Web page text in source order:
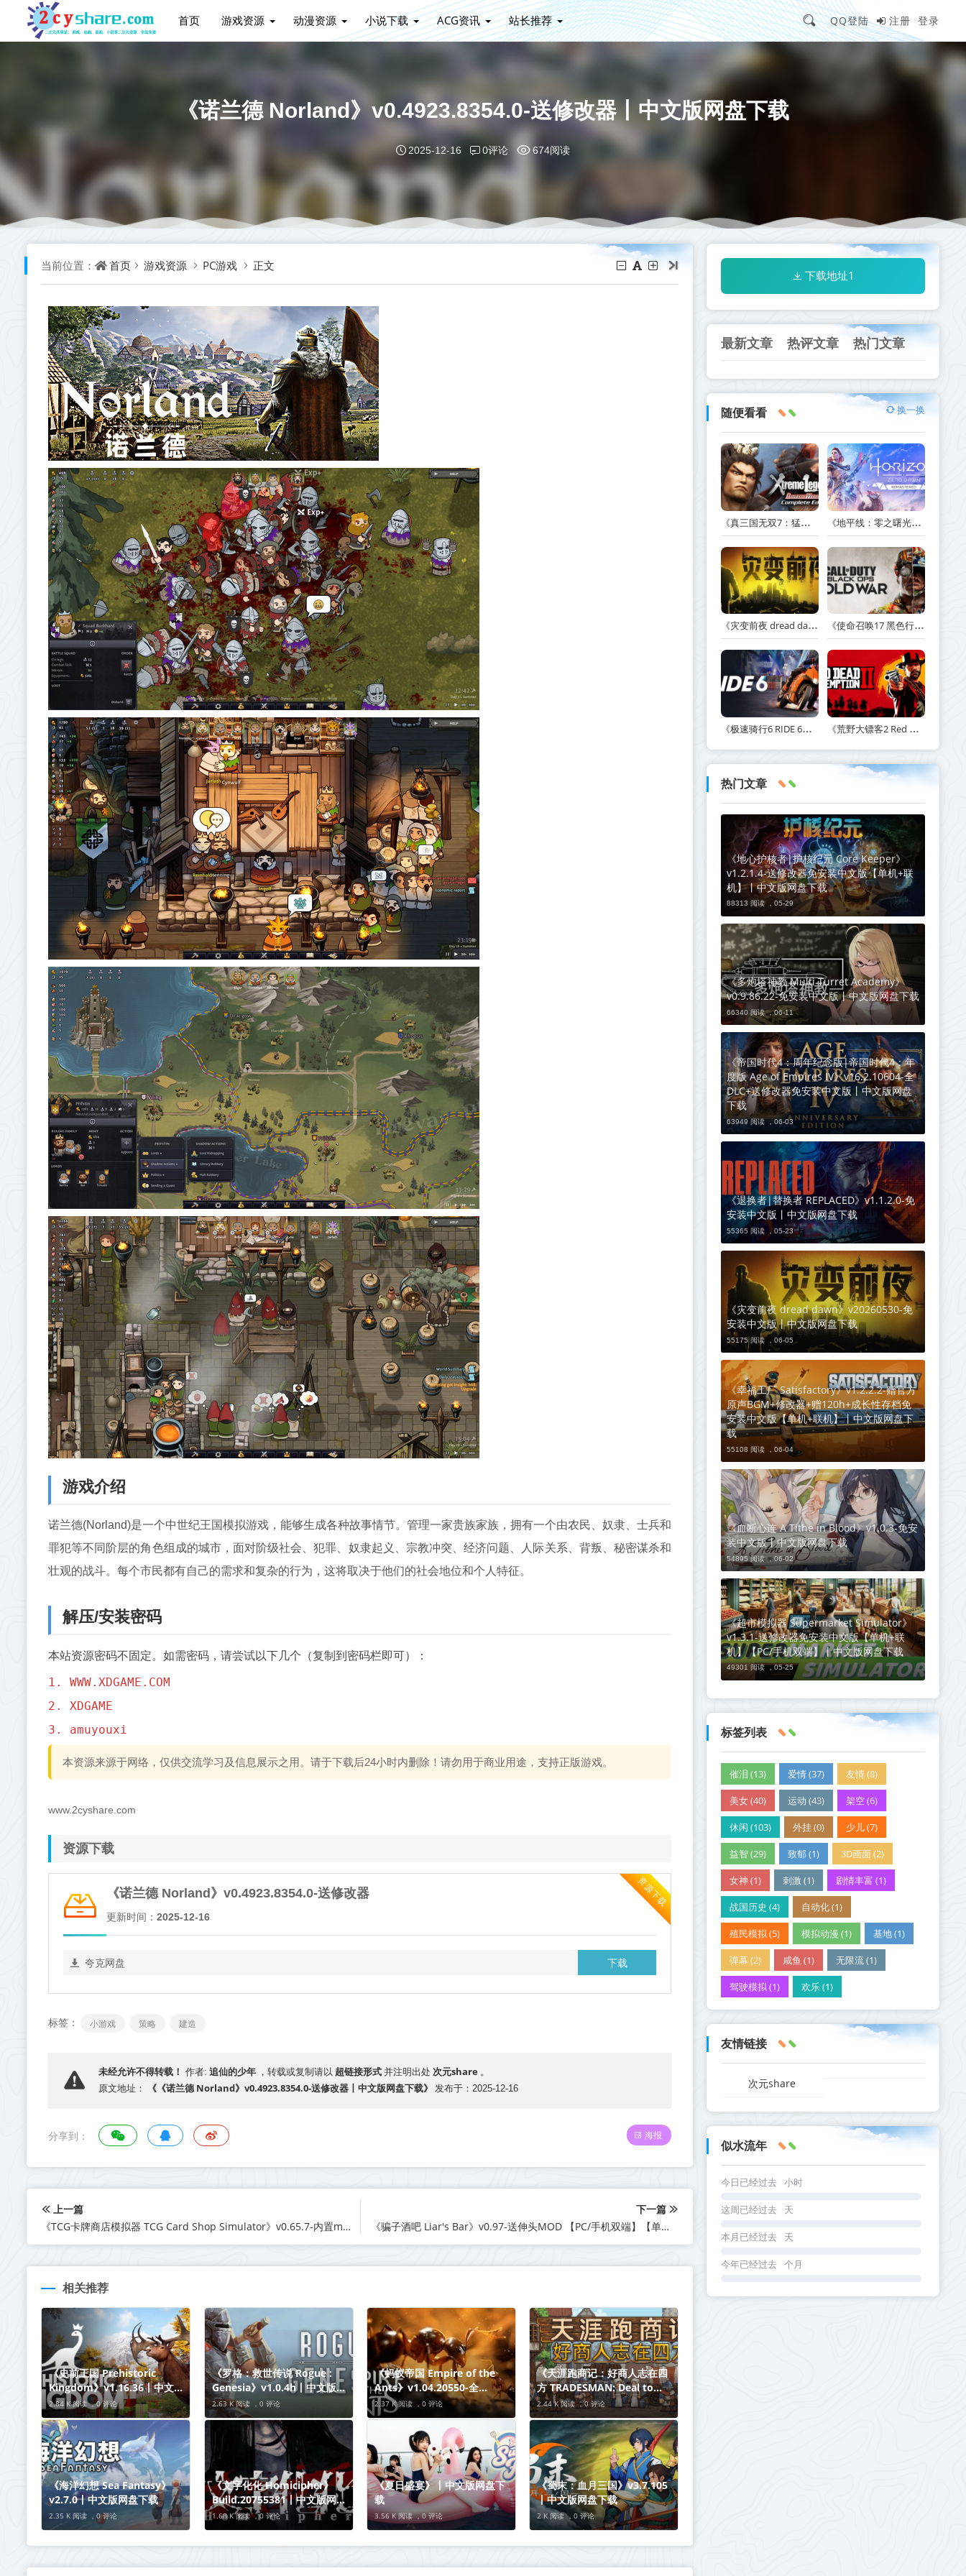
首页 游戏资源 动漫资源 小说下载 ACG资讯 站长推荐 QQ登陆 注册 登录
《诺兰德 Norland》v0.4923.8354.0-送修改器丨中文版网盘下载
2025-12-16 0评论 674阅读
当前位置： 首页 游戏资源 PC游戏 正文
游戏介绍
诺兰德(Norland)是一个中世纪王国模拟游戏，能够生成各种故事情节。管理一家贵族家族，拥有一个由农民、奴隶、士兵和
罪犯等不同阶层的角色组成的城市，面对阶级社会、犯罪、奴隶起义、宗教冲突、经济问题、人际关系、背叛、秘密谋杀和
壮观的战斗。每个市民都有自己的需求和复杂的行为，这将取决于他们的社会地位和个人特征。
解压/安装密码
本站资源密码不固定。如需密码，请尝试以下几个（复制到密码栏即可）：
1. WWW.XDGAME.COM
2. XDGAME
3. amuyouxi
本资源来源于网络，仅供交流学习及信息展示之用。请于下载后24小时内删除！请勿用于商业用途，支持正版游戏。
www.2cyshare.com
资源下载
资源下载
《诺兰德 Norland》v0.4923.8354.0-送修改器
更新时间： 2025-12-16
下载
夸克网盘
标签： 小游戏 策略 建造
未经允许不得转载！ 作者: 追仙的少年 ，转载或复制请以 超链接形式 并注明出处 次元share 。
原文地址：
《《诺兰德 Norland》v0.4923.8354.0-送修改器丨中文版网盘下载》 发布于：2025-12-16
分享到： 海报
上一篇
《TCG卡牌商店模拟器 TCG Card Shop Simulator》v0.65.7-内置mod版+原版+单独mod整合包【PC/手机双端】丨中文版网盘下载
下一篇
《骗子酒吧 Liar's Bar》v0.97-送伸头MOD 【PC/手机双端】【单机+联机】丨中文版网盘下载
相关推荐
《史前王国 Prehistoric
Kingdom》v1.16.36丨中文版
网盘下载
2.84 K 阅读 ，0 评论
《罗格：救世传说 Rogue :
Genesia》v1.0.4h丨中文版网
盘下载
2.63 K 阅读 ， 0 评论
《蚂蚁帝国 Empire of the
Ants》v1.04.20550-全
DLC【单机+联机】丨中文版
网盘下载
2.37 K 阅读 ， 0 评论
《天涯跑商记：好商人志在四
方 TRADESMAN: Deal to
Dealer》Build.21003541丨
中文版网盘下载
2.44 K 阅读 ，0 评论
《海洋幻想 Sea Fantasy》
v2.7.0丨中文版网盘下载
2.35 K 阅读 ，0 评论
《文字化化 Homicipher》
Build.20755381丨中文版网盘
下载
1.68 K 阅读 ，0 评论
《夏日盛宴》丨中文版网盘下
载
3.56 K 阅读 ，0 评论
《蜀末：血月三国》v3.7.105
丨中文版网盘下载
2 K 阅读 ， 0 评论
下载地址1
最新文章 热评文章 热门文章
随便看看 换一换
《真三国无双7：猛将传完全版 DYNASTY WARRIORS 7: Xtreme Legends Complete Edition》Build.3602035-免安装中文版【PC/手机双端】丨中文版 《地平线：零之曙光重制版 Horizon Zero Dawn Remastered》v1.5.89.0-送修改器丨中文版网盘下载
《灾变前夜 dread dawn》v20260530-免安装中文版丨中文版网盘下载 《使命召唤17 黑色行动 冷战 Call of Duty: Black Ops Cold War》v1.34.1.15931218-全DLC+送修改器丨中文版网盘下载
《极速骑行6 RIDE 6》v20260511-免安装中文版丨中文版网盘下载 《荒野大镖客2 Red Dead Redemption 2》v1491.50-打包mod+送修改器丨中文版网盘下载
热门文章
《地心护核者|护核纪元 Core Keeper》
v1.2.1.4-送修改器免安装中文版【单机+联
机】丨中文版网盘下载
88313 阅读 ， 05-29
《多炮塔神教 Multi Turret Academy》
v0.9.86.22-免安装中文版丨中文版网盘下载
66340 阅读 ，06-11
《帝国时代4：周年纪念版|帝国时代4：年
度版 Age of Empires IV》v16.2.10604-全
DLC+送修改器免安装中文版丨中文版网盘
下载
63949 阅读 ，06-03
《退换者|替换者 REPLACED》v1.1.2.0-免
安装中文版丨中文版网盘下载
55365 阅读 ，05-23
《灾变前夜 dread dawn》v20260530-免
安装中文版丨中文版网盘下载
55175 阅读 ， 06-05
《幸福工厂 Satisfactory》v1.2.2.2-赠官方
原声BGM+修改器+赠120h+成长性存档免
安装中文版【单机+联机】丨中文版网盘下
载
55108 阅读 ， 06-04
《血断心连 A Tithe in Blood》v1.0.3-免安
装中文版丨中文版网盘下载
54895 阅读 ，06-02
《超市模拟器 Supermarket Simulator》
v1.3.1-送修改器免安装中文版【单机+联
机】【PC/手机双端】丨中文版网盘下载
49301 阅读 ，05-25
标签列表
催泪 (13) 爱情 (37) 友情 (8)
美女 (40) 运动 (43) 架空 (6)
休闲 (103) 外挂 (0) 少儿 (7)
益智 (29) 致郁 (1) 3D画面 (2)
女神 (1) 刺激 (1) 剧情丰富 (1)
战国历史 (4) 自动化 (1)
殖民模拟 (5) 模拟动漫 (1) 基地 (1)
弹幕 (2) 咸鱼 (1) 无限流 (1)
驾驶模拟 (1) 欢乐 (1)
友情链接
次元share
似水流年
今日已经过去 小时
这周已经过去 天
本月已经过去 天
今年已经过去 个月